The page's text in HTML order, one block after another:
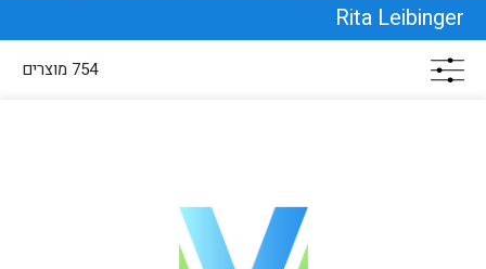
Rita Leibinger
754 מוצרים